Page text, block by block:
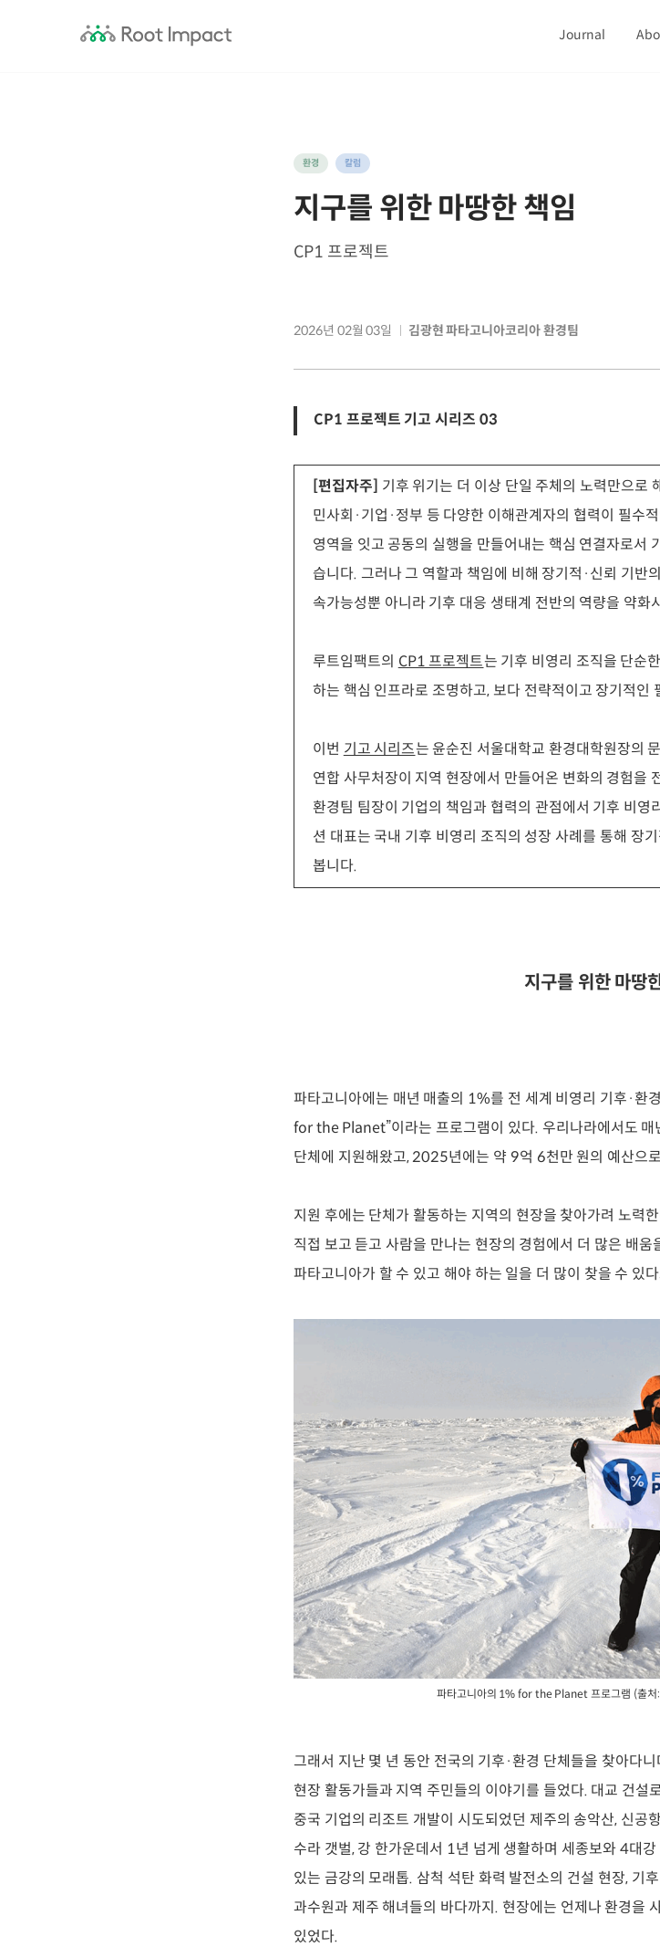
Journal
환경 칼럼
지구를 위한 마땅한 책임
CP1 프로젝트
2026년 02월 03일 김광현 파타고니아코리아 환경팀
CP1 프로젝트 기고 시리즈 03
[편집자주] 기후 위기는 더 이상 단일 주체의 노력만으로
민사회·기업·정부 등 다양한 이해관계자의 협력이 필수
영역을 잇고 공동의 실행을 만들어내는 핵심 연결자로서
습니다. 그러나 그 역할과 책임에 비해 장기적·신뢰 기반
속가능성뿐 아니라 기후 대응 생태계 전반의 역량을 약화
루트임팩트의 CP1 프로젝트는 기후 비영리 조직을 단순
하는 핵심 인프라로 조명하고, 보다 전략적이고 장기적인
이번 기고 시리즈는 윤순진 서울대학교 환경대학원장의
연합 사무처장이 지역 현장에서 만들어온 변화의 경험을
환경팀 팀장이 기업의 책임과 협력의 관점에서 기후 비영
션 대표는 국내 기후 비영리 조직의 성장 사례를 통해 장
봅니다.
지구를 위한 마땅
파타고니아에는 매년 매출의 1%를 전 세계 비영리 기후·환
for the Planet”이라는 프로그램이 있다. 우리나라에서도
단체에 지원해왔고, 2025년에는 약 9억 6천만 원의 예산으
지원 후에는 단체가 활동하는 지역의 현장을 찾아가려 노력
직접 보고 듣고 사람을 만나는 현장의 경험에서 더 많은 배
파타고니아가 할 수 있고 해야 하는 일을 더 많이 찾을 수 있
파타고니아의 1% for the Planet 프로그램 (출처:
그래서 지난 몇 년 동안 전국의 기후·환경 단체들을 찾아다
현장 활동가들과 지역 주민들의 이야기를 들었다. 대교 건설
중국 기업의 리조트 개발이 시도되었던 제주의 송악산, 신공
수라 갯벌, 강 한가운데서 1년 넘게 생활하며 세종보와 4대
있는 금강의 모래톱. 삼척 석탄 화력 발전소의 건설 현장, 기
과수원과 제주 해녀들의 바다까지. 현장에는 언제나 환경을
있었다.